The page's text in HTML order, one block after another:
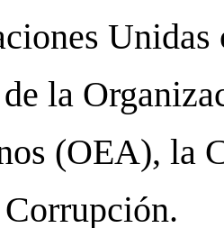
la
(OEA), la